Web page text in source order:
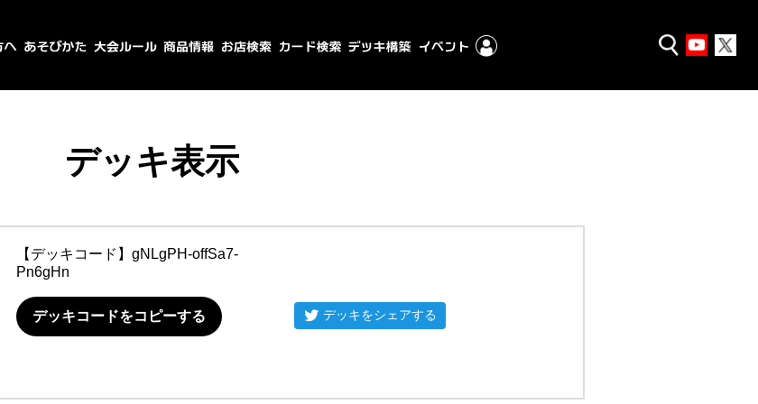
デッキ表示
【デッキコード】 gNLgPH-offSa7-
Pn6gHn
デッキコードをコピーする デッキをシェアする